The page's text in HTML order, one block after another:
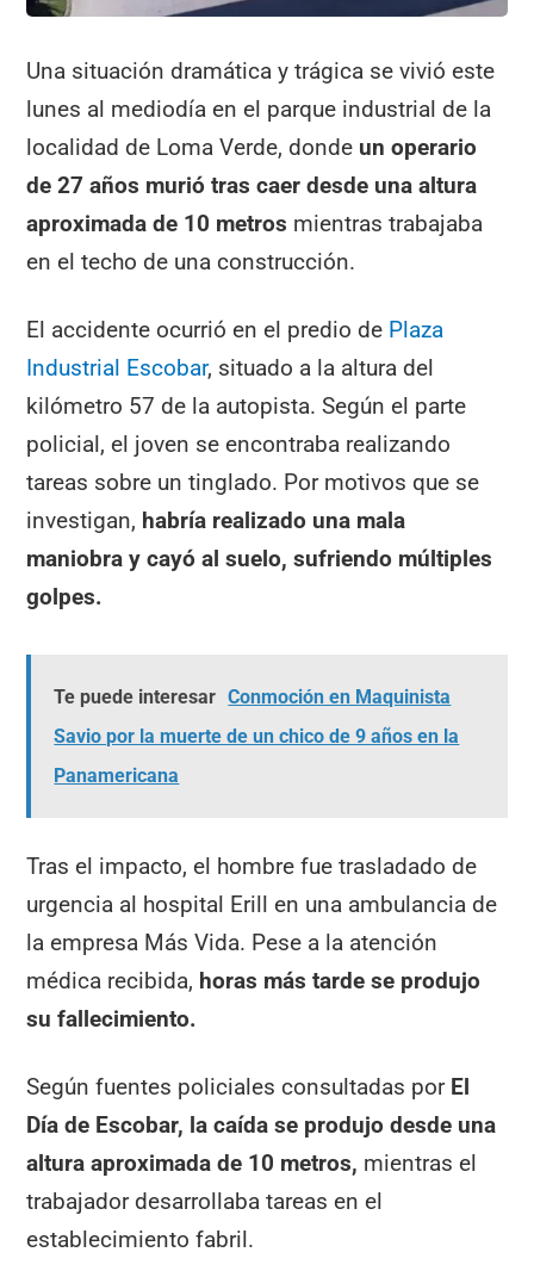
Una situación dramática y trágica se vivió este
lunes al mediodía en el parque industrial de la
localidad de Loma Verde, donde un operario
de 27 años murió tras caer desde una altura
aproximada de 10 metros mientras trabajaba
en el techo de una construcción.
El accidente ocurrió en el predio de Plaza
Industrial Escobar, situado a la altura del
kilómetro 57 de la autopista. Según el parte
policial, el joven se encontraba realizando
tareas sobre un tinglado. Por motivos que se
investigan, habría realizado una mala
maniobra y cayó al suelo, sufriendo múltiples
golpes.
Te puede interesar Conmoción en Maquinista
Savio por la muerte de un chico de 9 años en la
Panamericana
Tras el impacto, el hombre fue trasladado de
urgencia al hospital Erill en una ambulancia de
la empresa Más Vida. Pese a la atención
médica recibida, horas más tarde se produjo
su fallecimiento.
Según fuentes policiales consultadas por El
Día de Escobar, la caída se produjo desde una
altura aproximada de 10 metros, mientras el
trabajador desarrollaba tareas en el
establecimiento fabril.